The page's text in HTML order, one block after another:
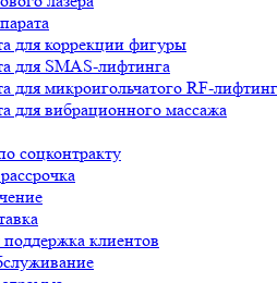
для коррекции фигуры
для SMAS-лифтинга
для микроигольчатого RF-
для вибрационного массажа
соцконтракту
клиентов